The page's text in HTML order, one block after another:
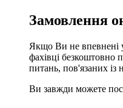
Замовлення
Якщо Ви не впевнені
фахівці безкоштовно
питань, пов'язаних
Ви завжди можете